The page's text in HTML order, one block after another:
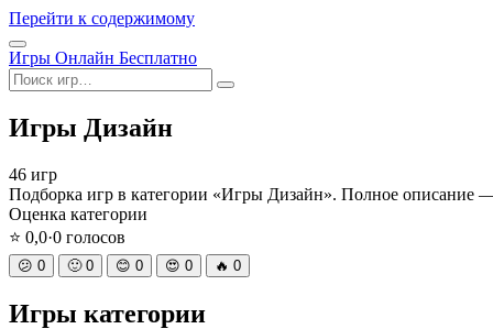
Перейти к содержимому
Открыть
меню
Игры Онлайн Бесплатно
Поиск
Игры Дизайн
46 игр
Подборка игр в категории «Игры Дизайн». Полное описание
Оценка категории
⭐ 0,0·0 голосов
😕 0 🙂 0 😊 0 😍 0 🔥 0
Игры категории